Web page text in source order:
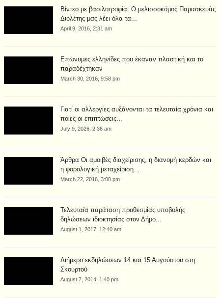
Βίντεο με βασιλοτροφία: Ο μελισσοκόμος Παρασκευάς
Διολέτης μας λέει όλα τα...
April 9, 2016, 2:31 am
Επώνυμες ελληνίδες που έκαναν πλαστική και το
παραδέχτηκαν
March 30, 2016, 9:58 pm
Γιατί οι αλλεργίες αυξάνονται τα τελευταία χρόνια και
ποιες οι επιπτώσεις...
July 9, 2026, 2:36 am
Άρθρα Οι αμοιβές διαχείρισης, η διανομή κερδών και
η φορολογική μεταχείριση...
March 22, 2016, 3:00 pm
Τελευταία παράταση προθεσμίας υποβολής
δηλώσεων ιδιοκτησίας στον Δήμο...
August 1, 2017, 12:40 am
Διήμερο εκδηλώσεων 14 και 15 Αυγούστου στη
Σκουρτού
August 7, 2014, 1:40 pm